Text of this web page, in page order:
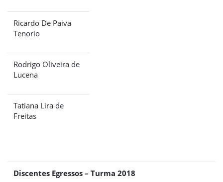
Ricardo De Paiva
Tenorio
Rodrigo Oliveira de
Lucena
Tatiana Lira de
Freitas
Discentes Egressos – Turma 2018